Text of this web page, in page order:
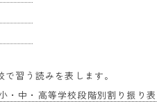
習う読みを表します。
・中・高等学校段階別割り振り表